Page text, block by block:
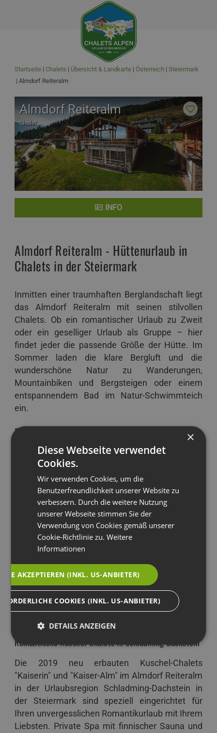
Startseite Chalets Übersicht & Landkarte Österreich Steiermark
Almdorf Reiteralm
Almdorf Reiteralm
Chalet
INFO
Almdorf Reiteralm - Hüttenurlaub in
Chalets in der Steiermark
Inmitten einer traumhaften Berglandschaft liegt
das Almdorf Reiteralm mit seinen stilvollen
Chalets. Ob ein romantischer Urlaub zu Zweit
oder ein geselliger Urlaub als Gruppe – hier
findet jeder die passende Größe der Hütte. Im
Sommer laden die klare Bergluft und die
wunderschöne Natur zu Wanderungen,
Mountainbiken und Bergsteigen oder einem
entspannendem Bad im Natur-Schwimmteich
ein.
Familien-Skiurlaub in Chalets direkt an der
Im Winter erleben Sportbegeisterte einen ganz
besonderen Skiurlaub mit direktem
Pistenanschluss an die Skischaukel der
Sportwelt Amadé - Reiteralm, Hochwurzen,
Planai, Hauser Kaibling. Es befinden sich auch
eine beleuchtete Rodelbahn und eine
anspruchsvolle Langlaufloipe Vorort. Für
Reiteralm ebenfalls einige unvergessliche
Erlebnisse mit Streichelzoo mit kuscheligen
Hasen, neugierigen Lamas und lieben Ponys.
Darüber hinaus können die Kleinen im Kinderclub
abwechslungsreiche Abenteuer erleben.
Romantische Kuschel-Chalets in Schladming-Dachstein
Die 2019 neu erbauten Kuschel-Chalets
"Kaiserin" und "Kaiser-Alm" im Almdorf Reiteralm
in der Urlaubsregion Schladming-Dachstein in
der Steiermark sind speziell eingerichtet für
Ihren unvergesslichen Romantikurlaub mit Ihrem
Liebsten. Private Spa mit finnischer Sauna und
×
Diese Webseite verwendet
Cookies.
Wir verwenden Cookies, um die
Benutzerfreundlichkeit unserer Website zu
verbessern. Durch die weitere Nutzung
unserer Webseite stimmen Sie der
Verwendung von Cookies gemäß unserer
Cookie-Richtlinie zu.Weitere
Informationen
AKZEPTIEREN (INKL. US-ANBIETER)
COOKIES (INKL. US-ANBIETER)
DETAILS ANZEIGEN